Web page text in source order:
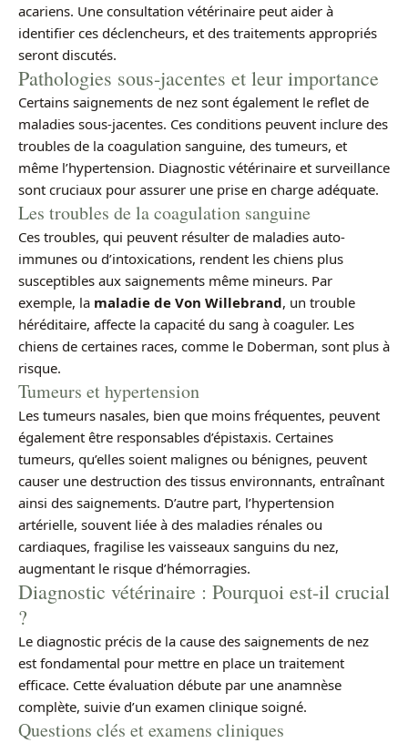
acariens. Une consultation vétérinaire peut aider à
identifier ces déclencheurs, et des traitements appropriés
seront discutés.
Pathologies sous-jacentes et leur importance
Certains saignements de nez sont également le reflet de
maladies sous-jacentes. Ces conditions peuvent inclure des
troubles de la coagulation sanguine, des tumeurs, et
même l’hypertension. Diagnostic vétérinaire et surveillance
sont cruciaux pour assurer une prise en charge adéquate.
Les troubles de la coagulation sanguine
Ces troubles, qui peuvent résulter de maladies auto-
immunes ou d’intoxications, rendent les chiens plus
susceptibles aux saignements même mineurs. Par
exemple, la maladie de Von Willebrand, un trouble
héréditaire, affecte la capacité du sang à coaguler. Les
chiens de certaines races, comme le Doberman, sont plus à
risque.
Tumeurs et hypertension
Les tumeurs nasales, bien que moins fréquentes, peuvent
également être responsables d’épistaxis. Certaines
tumeurs, qu’elles soient malignes ou bénignes, peuvent
causer une destruction des tissus environnants, entraînant
ainsi des saignements. D’autre part, l’hypertension
artérielle, souvent liée à des maladies rénales ou
cardiaques, fragilise les vaisseaux sanguins du nez,
augmentant le risque d’hémorragies.
Diagnostic vétérinaire : Pourquoi est-il crucial
?
Le diagnostic précis de la cause des saignements de nez
est fondamental pour mettre en place un traitement
efficace. Cette évaluation débute par une anamnèse
complète, suivie d’un examen clinique soigné.
Questions clés et examens cliniques